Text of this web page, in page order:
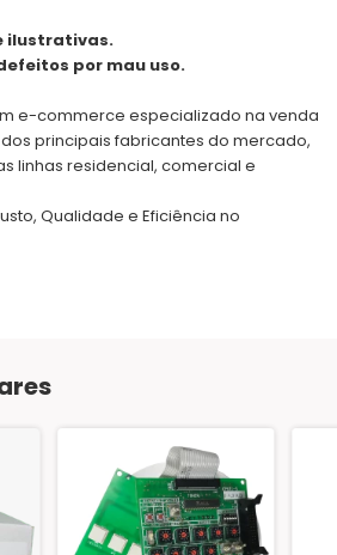
ilustrativas.
por mau uso.
e-commerce especializado na venda
principais fabricantes do mercado,
linhas residencial, comercial e
Qualidade e Eficiência no